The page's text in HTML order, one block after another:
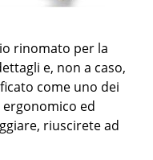
rinomato per la
e, non a caso,
come uno dei
ed
riuscirete ad